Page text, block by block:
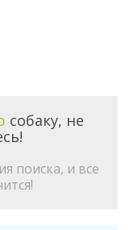
собаку, не
поиска, и все